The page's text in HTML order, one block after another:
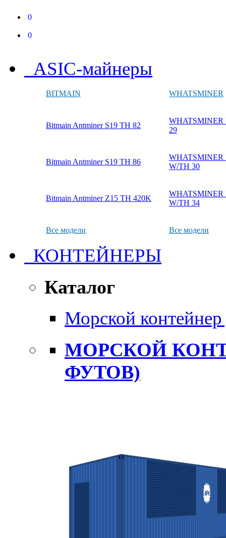
0
0
ASIC-майнеры
BITMAIN WHATSMINER
Bitmain Antminer S19 TH 82
WHATSMINER
29
Bitmain Antminer S19 TH 86
WHATSMINER
W/TH 30
Bitmain Antminer Z15 TH 420K
WHATSMINER
W/TH 34
Все модели Все модели
КОНТЕЙНЕРЫ
Каталог
Морской
МОРСКОЙ
ФУТОВ)